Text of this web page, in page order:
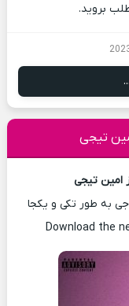
بروید.
Download the